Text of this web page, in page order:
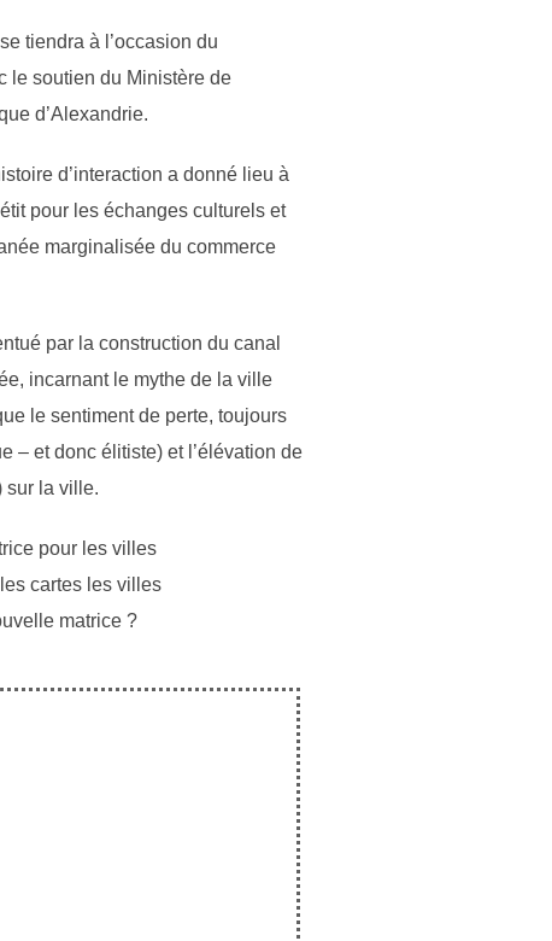
tiendra à l’occasion du
le soutien du Ministère de
d’Alexandrie.
d’interaction a donné lieu à
pour les échanges culturels et
marginalisée du commerce
par la construction du canal
incarnant le mythe de la ville
le sentiment de perte, toujours
– et donc élitiste) et l’élévation de
sur la ville.
pour les villes
cartes les villes
matrice ?